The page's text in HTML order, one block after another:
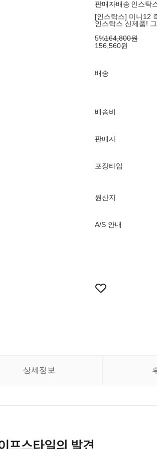
판매자배송 인스탁
[인스탁스] 미니12
인스탁스 신제품!
5%164,800원
156,560원
배송
배송비
판매자
포장타입
원산지
A/S 안내
상세정보